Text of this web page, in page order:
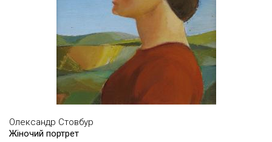
ЯСТРЕБ ЛЮДМИЛА
ANGEL (ЛАВРУСЕНКО СВЯТОСЛАВ)
ANTIGONNA
RSHR 37
Олександр Стовбур
Жіночий портрет